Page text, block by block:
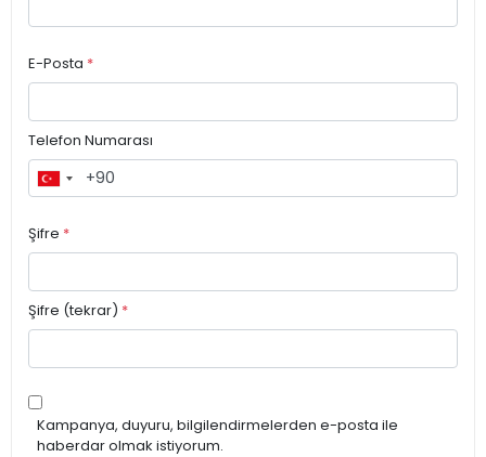
E-Posta *
Telefon Numarası
Şifre *
Şifre (tekrar) *
Kampanya, duyuru, bilgilendirmelerden e-posta ile
haberdar olmak istiyorum.